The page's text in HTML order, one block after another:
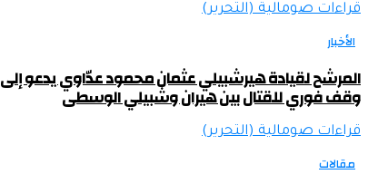
قراءات صومالية (التحرير)
الأخبار
المرشح لقيادة هيرشبيلي عثمان محمود عدّاوي يدعو إلى
وقف فوري للقتال بين هيران وشبيلي الوسطى
قراءات صومالية (التحرير)
مقالات